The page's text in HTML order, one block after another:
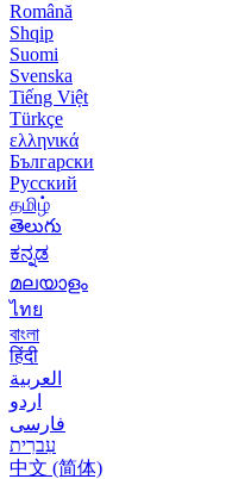
Română
Shqip
Suomi
Svenska
Tiếng Việt
Türkçe
ελληνικά
Български
Русский
தமிழ்
తెలుగు
ಕನ್ನಡ
മലയാളം
ไทย
বাংলা
हिंदी
العربية
اردو
فارسی
עִברִית
中文 (简体)